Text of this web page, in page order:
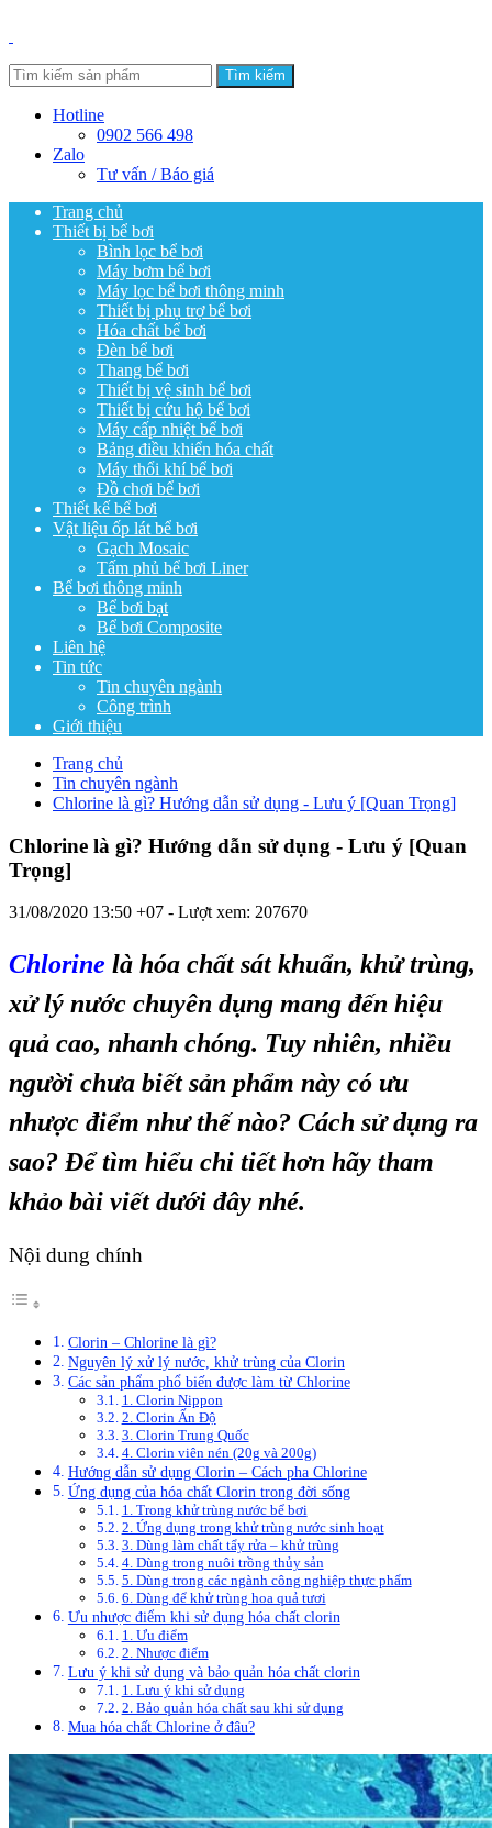
Tìm kiếm
Hotline
0902 566 498
Zalo
Tư vấn / Báo giá
Trang chủ
Thiết bị bể bơi
Bình lọc bể bơi
Máy bơm bể bơi
Máy lọc bể bơi thông minh
Thiết bị phụ trợ bể bơi
Hóa chất bể bơi
Đèn bể bơi
Thang bể bơi
Thiết bị vệ sinh bể bơi
Thiết bị cứu hộ bể bơi
Máy cấp nhiệt bể bơi
Bảng điều khiển hóa chất
Máy thổi khí bể bơi
Đồ chơi bể bơi
Thiết kế bể bơi
Vật liệu ốp lát bể bơi
Gạch Mosaic
Tấm phủ bể bơi Liner
Bể bơi thông minh
Bể bơi bạt
Bể bơi Composite
Liên hệ
Tin tức
Tin chuyên ngành
Công trình
Giới thiệu
Trang chủ
Tin chuyên ngành
Chlorine là gì? Hướng dẫn sử dụng - Lưu ý [Quan Trọng]
Chlorine là gì? Hướng dẫn sử dụng - Lưu ý [Quan
Trọng]
31/08/2020 13:50 +07 - Lượt xem: 207670
Chlorine là hóa chất sát khuẩn, khử trùng,
xử lý nước chuyên dụng mang đến hiệu
quả cao, nhanh chóng. Tuy nhiên, nhiều
người chưa biết sản phẩm này có ưu
nhược điểm như thế nào? Cách sử dụng ra
sao? Để tìm hiểu chi tiết hơn hãy tham
khảo bài viết dưới đây nhé.
Nội dung chính
Clorin – Chlorine là gì?
Nguyên lý xử lý nước, khử trùng của Clorin
Các sản phẩm phổ biến được làm từ Chlorine
1. Clorin Nippon
2. Clorin Ấn Độ
3. Clorin Trung Quốc
4. Clorin viên nén (20g và 200g)
Hướng dẫn sử dụng Clorin – Cách pha Chlorine
Ứng dụng của hóa chất Clorin trong đời sống
1. Trong khử trùng nước bể bơi
2. Ứng dụng trong khử trùng nước sinh hoạt
3. Dùng làm chất tẩy rửa – khử trùng
4. Dùng trong nuôi trồng thủy sản
5. Dùng trong các ngành công nghiệp thực phẩm
6. Dùng để khử trùng hoa quả tươi
Ưu nhược điểm khi sử dụng hóa chất clorin
1. Ưu điểm
2. Nhược điểm
Lưu ý khi sử dụng và bảo quản hóa chất clorin
1. Lưu ý khi sử dụng
2. Bảo quản hóa chất sau khi sử dụng
Mua hóa chất Chlorine ở đâu?